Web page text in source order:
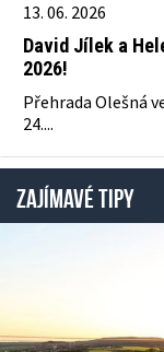
13. 06. 2026
David Jílek a
2026!
Přehrada Olešná
24....
ZAJÍMAVÉ TIPY